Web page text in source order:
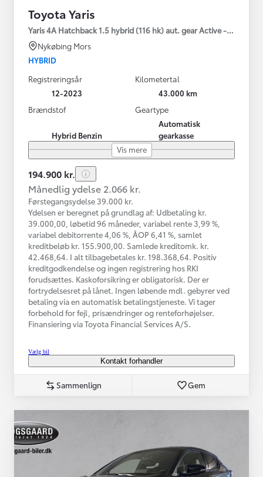
Toyota Yaris
Yaris 4A Hatchback 1.5 hybrid (116 hk) aut. gear Active -
Nykøbing Mors
HYBRID
Registreringsår
12-2023
Kilometertal
43.000 km
Brændstof
Hybrid Benzin
Geartype
Automatisk
gearkasse
Vis mere
194.900 kr.
Månedlig ydelse 2.066 kr.
Førstegangsydelse 39.000 kr.
Ydelsen er beregnet på grundlag af: Udbetaling kr.
39.000,00, løbetid 96 måneder, variabel rente 3,99 %,
variabel debitorrente 4,06 %, ÅOP 6,41 %, samlet
kreditbeløb kr. 155.900,00. Samlede kreditomk. kr.
42.468,64. I alt tilbagebetales kr. 198.368,64. Positiv
kreditgodkendelse og ingen registrering hos RKI
forudsættes. Kaskoforsikring er obligatorisk. Der er
fortrydelsesret på lånet. Ingen løbende mdl. gebyrer ved
betaling via en automatisk betalingstjeneste. Vi tager
forbehold for fejl, prisændringer og renteforhøjelser.
Finansiering via Toyota Financial Services A/S.
Vælg bil
Kontakt forhandler
Sammenlign Gem